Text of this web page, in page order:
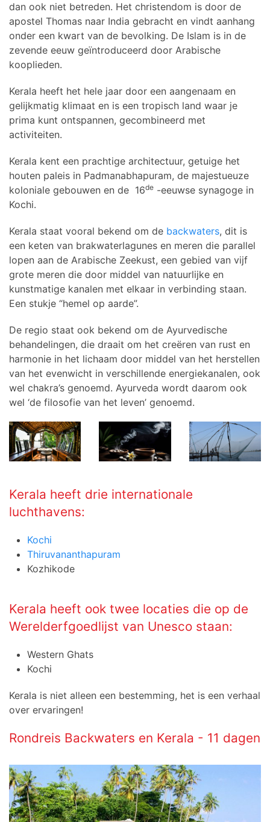
dan ook niet betreden. Het christendom is door de
apostel Thomas naar India gebracht en vindt aanhang
onder een kwart van de bevolking. De Islam is in de
zevende eeuw geïntroduceerd door Arabische
kooplieden.
Kerala heeft het hele jaar door een aangenaam en
gelijkmatig klimaat en is een tropisch land waar je
prima kunt ontspannen, gecombineerd met
activiteiten.
Kerala kent een prachtige architectuur, getuige het
houten paleis in Padmanabhapuram, de majestueuze
koloniale gebouwen en de 16de -eeuwse synagoge in
Kochi.
Kerala staat vooral bekend om de backwaters, dit is
een keten van brakwaterlagunes en meren die parallel
lopen aan de Arabische Zeekust, een gebied van vijf
grote meren die door middel van natuurlijke en
kunstmatige kanalen met elkaar in verbinding staan.
Een stukje “hemel op aarde”.
De regio staat ook bekend om de Ayurvedische
behandelingen, die draait om het creëren van rust en
harmonie in het lichaam door middel van het herstellen
van het evenwicht in verschillende energiekanalen, ook
wel chakra’s genoemd. Ayurveda wordt daarom ook
wel ‘de filosofie van het leven’ genoemd.
Kerala heeft drie internationale
luchthavens:
Kochi
Thiruvananthapuram
Kozhikode
Kerala heeft ook twee locaties die op de
Werelderfgoedlijst van Unesco staan:
Western Ghats
Kochi
Kerala is niet alleen een bestemming, het is een verhaal
over ervaringen!
Rondreis Backwaters en Kerala - 11 dagen